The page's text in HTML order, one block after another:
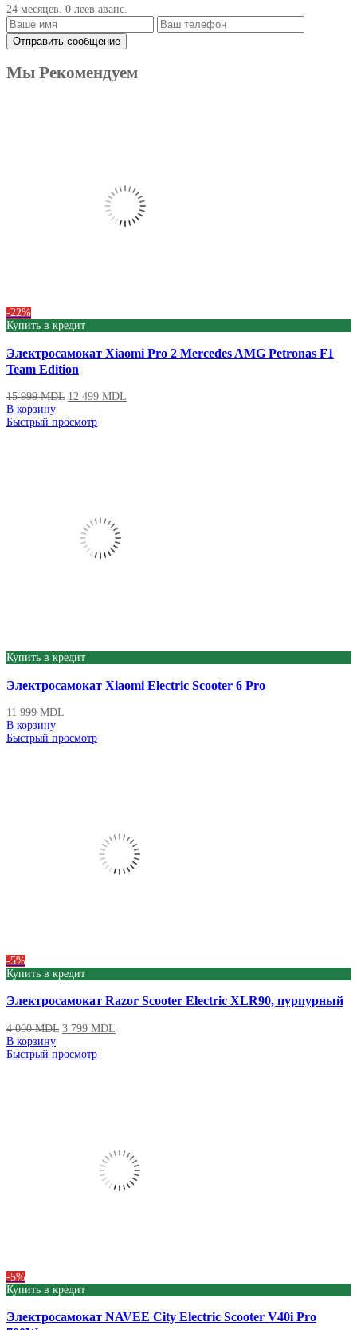
24 месяцев. 0 леев аванс.
Мы Рекомендуем
-22%
Купить в кредит
Электросамокат Xiaomi Pro 2 Mercedes AMG Petronas F1
Team Edition
15 999MDL 12 499 MDL
В корзину
Быстрый просмотр
Купить в кредит
Электросамокат Xiaomi Electric Scooter 6 Pro
11 999 MDL
В корзину
Быстрый просмотр
-5%
Купить в кредит
Электросамокат Razor Scooter Electric XLR90, пурпурный
4 000MDL 3 799 MDL
В корзину
Быстрый просмотр
-5%
Купить в кредит
Электросамокат NAVEE City Electric Scooter V40i Pro